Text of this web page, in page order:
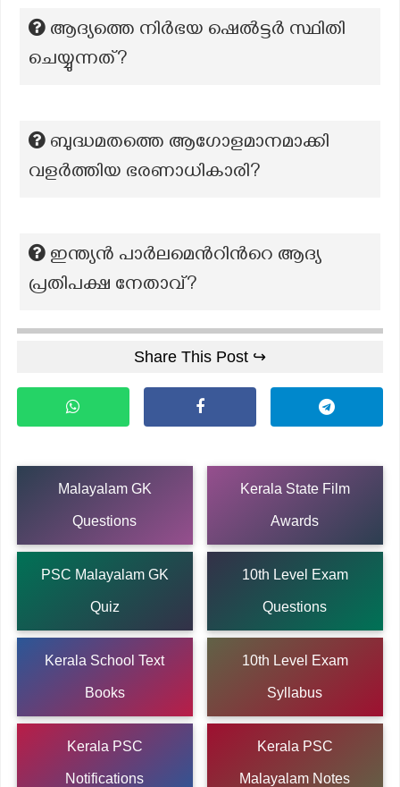
ആദ്യത്തെ നിർഭയ ഷെൽട്ടർ സ്ഥിതി
ചെയ്യുന്നത്?
ബുദ്ധമതത്തെ ആഗോളമാനമാക്കി
വളർത്തിയ ഭരണാധികാരി?
ഇന്ത്യന്‍ പാര്‍ലമെന്‍റിന്‍റെ ആദ്യ
പ്രതിപക്ഷ നേതാവ്?
Share This Post ↪
Malayalam GK
Questions
Kerala State Film
Awards
PSC Malayalam GK
Quiz
10th Level Exam
Questions
Kerala School Text
Books
10th Level Exam
Syllabus
Kerala PSC
Notifications
Kerala PSC
Malayalam Notes